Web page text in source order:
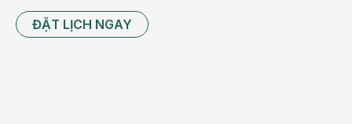
không rõ ràng, khiến mọi người dễ nhầm lẫn với các
bệnh khác. Do vậy, cần đi khám ngay nếu thấy các
ĐẶT LỊCH NGAY